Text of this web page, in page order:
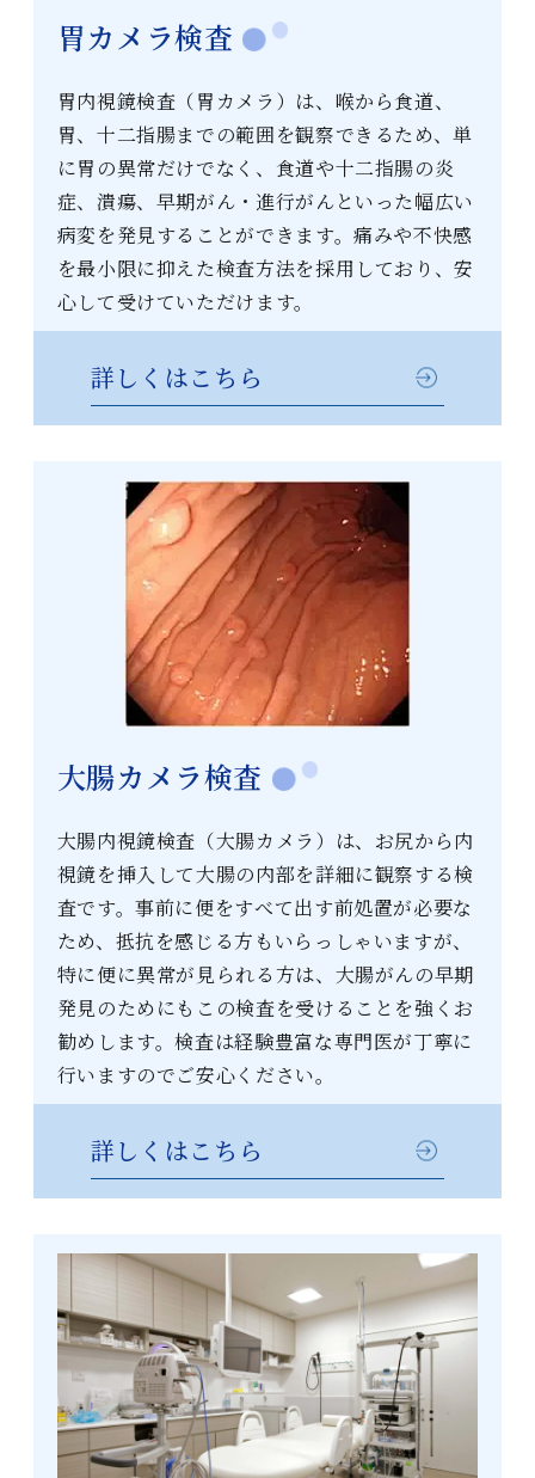
胃カメラ検査
胃内視鏡検査（胃カメラ）は、喉から食道、
胃、十二指腸までの範囲を観察できるため、単
に胃の異常だけでなく、食道や十二指腸の炎
症、潰瘍、早期がん・進行がんといった幅広い
病変を発見することができます。痛みや不快感
を最小限に抑えた検査方法を採用しており、安
心して受けていただけます。
詳しくはこちら
大腸カメラ検査
大腸内視鏡検査（大腸カメラ）は、お尻から内
視鏡を挿入して大腸の内部を詳細に観察する検
査です。事前に便をすべて出す前処置が必要な
ため、抵抗を感じる方もいらっしゃいますが、
特に便に異常が見られる方は、大腸がんの早期
発見のためにもこの検査を受けることを強くお
勧めします。検査は経験豊富な専門医が丁寧に
行いますのでご安心ください。
詳しくはこちら